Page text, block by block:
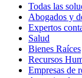
Todas las
Abogados y
Expertos
Salud
Bienes Raíces
Recursos
Empresas de